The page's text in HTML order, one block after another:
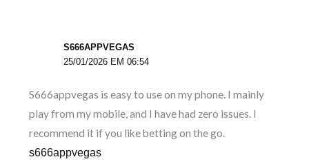
S666APPVEGAS
25/01/2026 EM 06:54
S666appvegas is easy to use on my phone. I mainly
play from my mobile, and I have had zero issues. I
recommend it if you like betting on the go.
s666appvegas